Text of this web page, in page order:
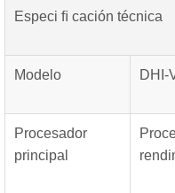
Especi ﬁ cación técnica
Modelo DHI-
Procesador
principal